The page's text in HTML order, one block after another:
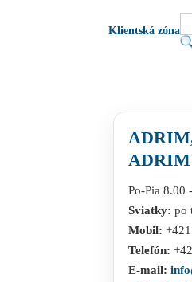
Klientská zóna
ADRIM
Po-Pia 8.00
Sviatky: po
Mobil:
Telefón:
E-mail: